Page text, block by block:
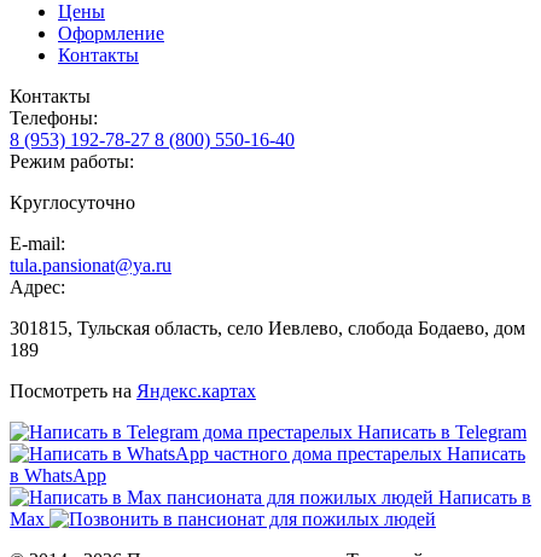
Цены
Оформление
Контакты
Контакты
Телефоны:
8 (953) 192-78-27 8 (800) 550-16-40
Режим работы:
Круглосуточно
E-mail:
tula.pansionat@ya.ru
Адрес:
301815, Тульская область, село Иевлево, слобода Бодаево, дом
189
Посмотреть на Яндекс.картах
Написать в Telegram
Написать
в WhatsApp
Написать в
Max